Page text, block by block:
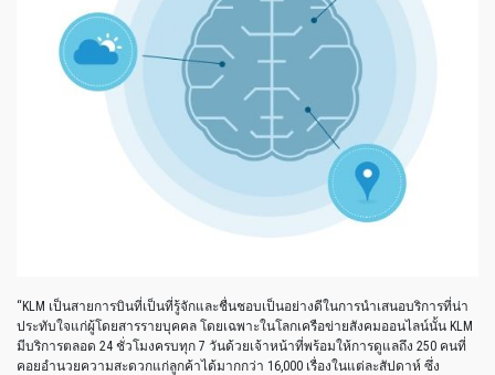
“KLM เป็นสายการบินที่เป็นที่รู้จักและชื่นชอบเป็นอย่างดีในการนำเสนอบริการที่น่า
ประทับใจแก่ผู้โดยสารรายบุคคล โดยเฉพาะในโลกเครือข่ายสังคมออนไลน์นั้น KLM
มีบริการตลอด 24 ชั่วโมงครบทุก 7 วันด้วยเจ้าหน้าที่พร้อมให้การดูแลถึง 250 คนที่
คอยอำนวยความสะดวกแก่ลูกค้าได้มากกว่า 16,000 เรื่องในแต่ละสัปดาห์ ซึ่ง